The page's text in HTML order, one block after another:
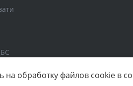
обработку файлов cookie в